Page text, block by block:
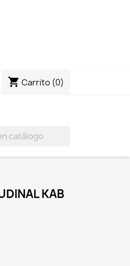
shopping_cart Carrito (0)
KAB